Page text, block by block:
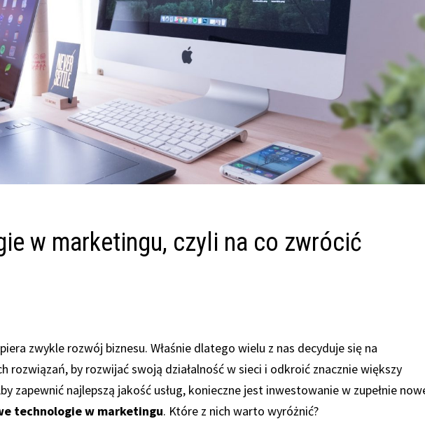
w marketingu, czyli na co zwrócić
zwykle rozwój biznesu. Właśnie dlatego wielu z nas decyduje się na
rozwiązań, by rozwijać swoją działalność w sieci i odkroić znacznie większy
zapewnić najlepszą jakość usług, konieczne jest inwestowanie w zupełnie
technologie w marketingu. Które z nich warto wyróżnić?